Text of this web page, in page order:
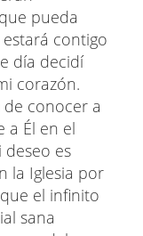
pueda
contigo
día decidí
corazón.
conocer a
a Él en el
es
la Iglesia por
el infinito
sana